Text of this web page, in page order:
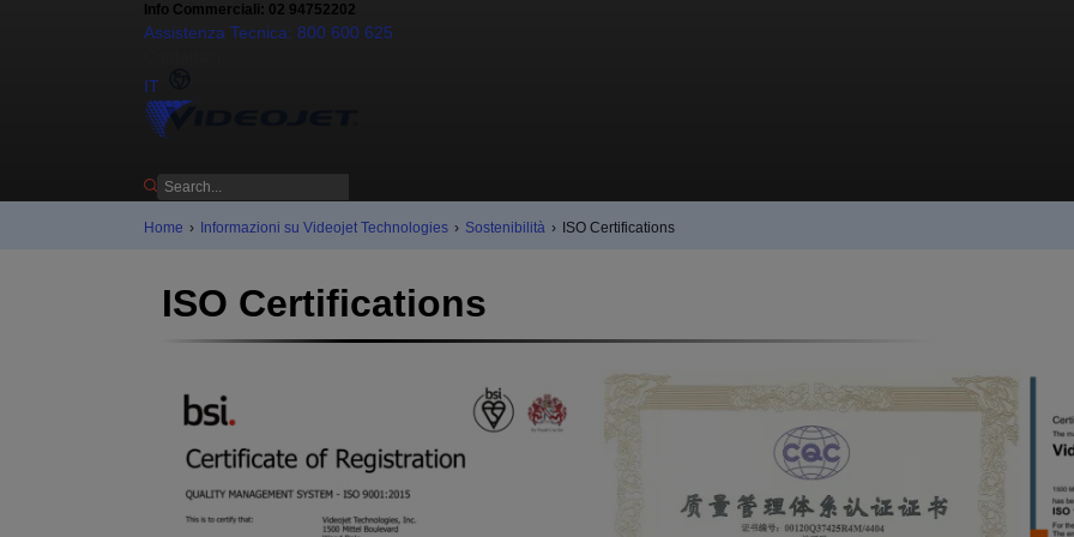
Info Commerciali: 02 94752202
Assistenza Tecnica: 800 600 625
IT
Home › Informazioni su Videojet Technologies › Sostenibilità › ISO Certifications
ISO Certifications